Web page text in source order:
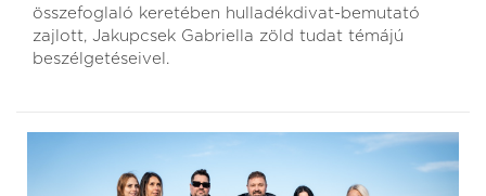
összefoglaló keretében hulladékdivat-bemutató
zajlott, Jakupcsek Gabriella zöld tudat témájú
beszélgetéseivel.